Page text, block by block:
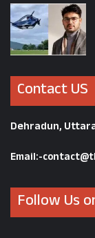
Contact US
Dehradun,
Email:-
Follow Us